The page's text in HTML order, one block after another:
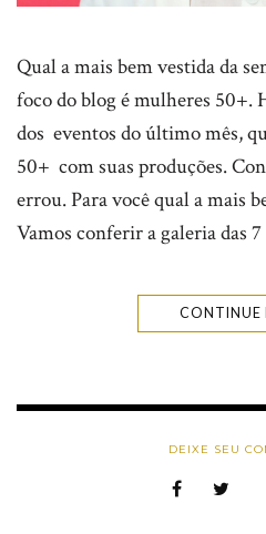
Qual a mais bem vestida da
foco do blog é mulheres 50+.
dos eventos do último mês,
50+ com suas produções.
errou. Para você qual a mais
Vamos conferir a galeria das
CONTINUE
DEIXE SEU